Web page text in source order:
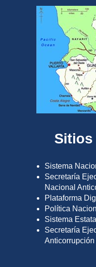
Sitios
Sistema
Secretaría
Nacional
Plataforma
Política
Sistema
Secretaría